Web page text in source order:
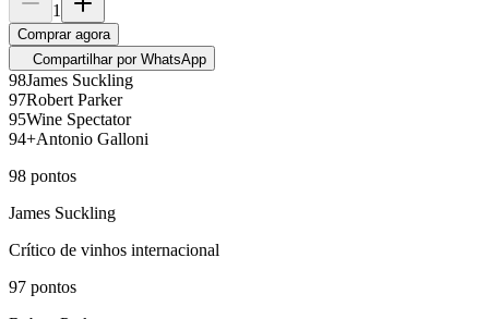
1
Comprar agora
Compartilhar por WhatsApp
98James Suckling
97Robert Parker
95Wine Spectator
94+Antonio Galloni
98 pontos
James Suckling
Crítico de vinhos internacional
97 pontos